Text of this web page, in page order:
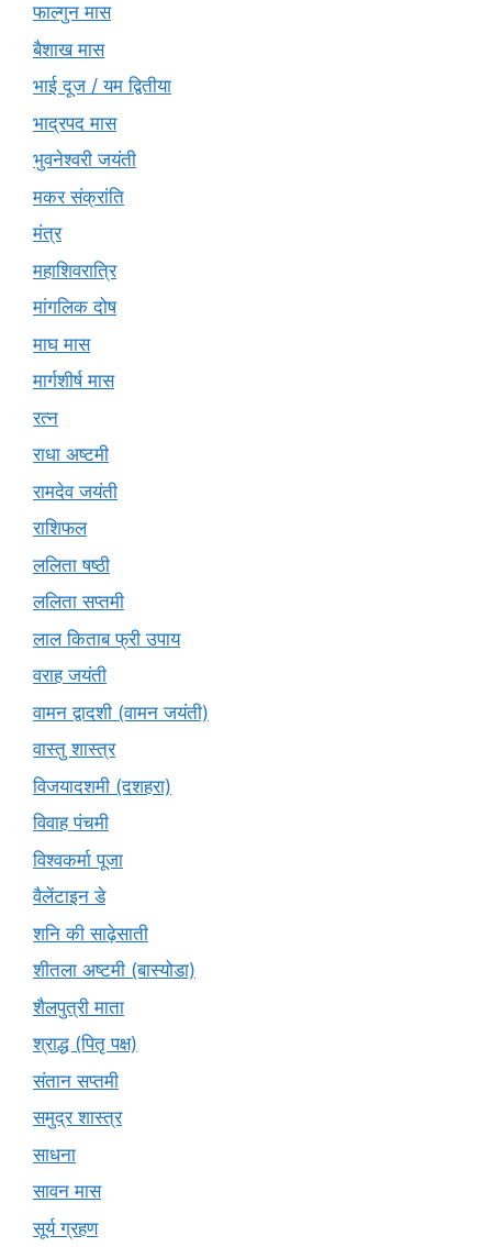
फाल्गुन मास
बैशाख मास
भाई दूज / यम द्वितीया
भाद्रपद मास
भुवनेश्वरी जयंती
मकर संक्रांति
मंत्र
महाशिवरात्रि
मांगलिक दोष
माघ मास
मार्गशीर्ष मास
रत्न
राधा अष्टमी
रामदेव जयंती
राशिफल
ललिता षष्ठी
ललिता सप्तमी
लाल किताब फ्री उपाय
वराह जयंती
वामन द्वादशी (वामन जयंती)
वास्तु शास्त्र
विजयादशमी (दशहरा)
विवाह पंचमी
विश्वकर्मा पूजा
वैलेंटाइन डे
शनि की साढ़ेसाती
शीतला अष्टमी (बास्योडा)
शैलपुत्री माता
श्राद्ध (पितृ पक्ष)
संतान सप्तमी
समुद्र शास्त्र
साधना
सावन मास
सूर्य ग्रहण